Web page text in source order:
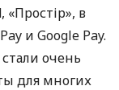
в
и Google Pay.
очень
для многих